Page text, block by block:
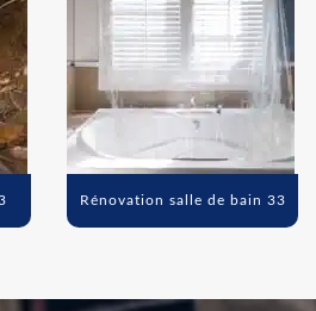
Rénovation salle de bain 33